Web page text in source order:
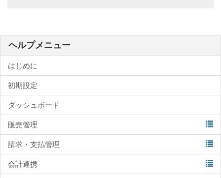
ヘルプメニュー
はじめに
初期設定
ダッシュボード
販売管理
請求・支払管理
会計連携